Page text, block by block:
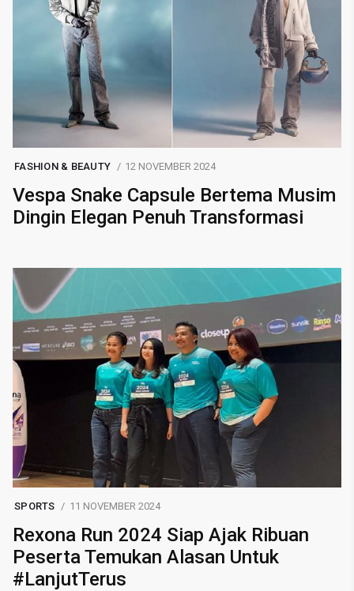
FASHION & BEAUTY 12 NOVEMBER 2024
Vespa Snake Capsule Bertema Musim
Dingin Elegan Penuh Transformasi
SPORTS 11 NOVEMBER 2024
Rexona Run 2024 Siap Ajak Ribuan
Peserta Temukan Alasan Untuk
#LanjutTerus